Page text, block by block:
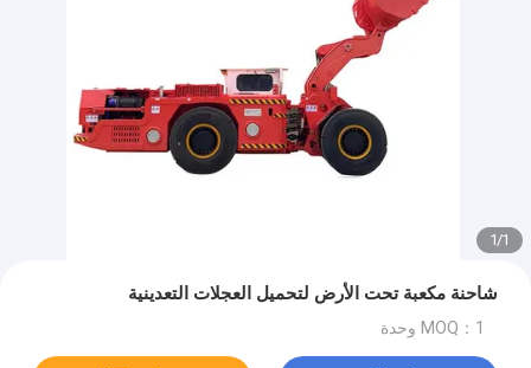
1
/
1
شاحنة مكعبة تحت الأرض لتحميل العجلات التعدينية
MOQ：1 وحدة